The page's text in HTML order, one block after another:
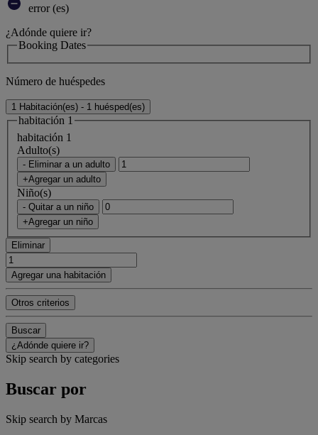
error (es)
¿Adónde quiere ir?
Booking Dates
Número de huéspedes
1 Habitación(es) - 1 huésped(es)
habitación 1
habitación 1
Adulto(s)
- Eliminar a un adulto
+Agregar un adulto
Niño(s)
- Quitar a un niño
+Agregar un niño
Eliminar
Agregar una habitación
Otros criterios
Buscar
¿Adónde quiere ir?
Skip search by categories
Buscar por
Skip search by Marcas